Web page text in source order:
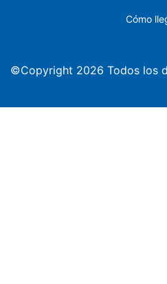
Cómo
©Copyright 2026 Todos los